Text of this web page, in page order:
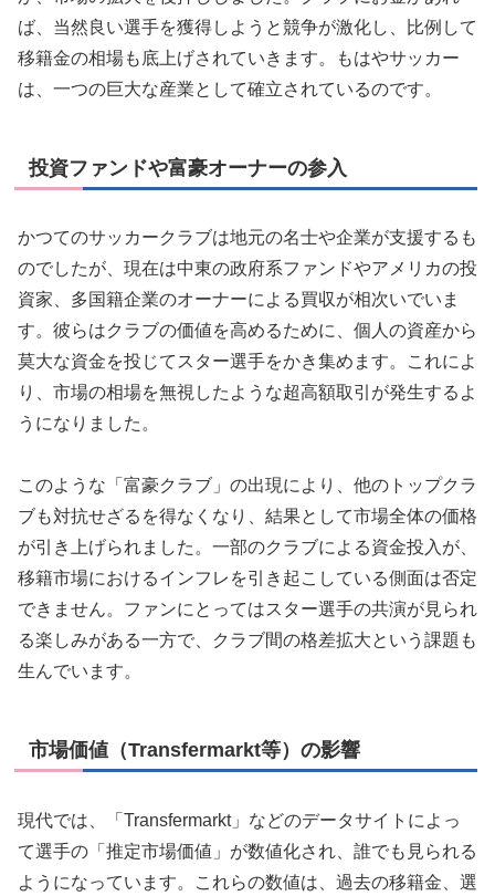
ば、当然良い選手を獲得しようと競争が激化し、比例して
移籍金の相場も底上げされていきます。もはやサッカー
は、一つの巨大な産業として確立されているのです。
投資ファンドや富豪オーナーの参入
かつてのサッカークラブは地元の名士や企業が支援するも
のでしたが、現在は中東の政府系ファンドやアメリカの投
資家、多国籍企業のオーナーによる買収が相次いでいま
す。彼らはクラブの価値を高めるために、個人の資産から
莫大な資金を投じてスター選手をかき集めます。これによ
り、市場の相場を無視したような超高額取引が発生するよ
うになりました。
このような「富豪クラブ」の出現により、他のトップクラ
ブも対抗せざるを得なくなり、結果として市場全体の価格
が引き上げられました。一部のクラブによる資金投入が、
移籍市場におけるインフレを引き起こしている側面は否定
できません。ファンにとってはスター選手の共演が見られ
る楽しみがある一方で、クラブ間の格差拡大という課題も
生んでいます。
市場価値（Transfermarkt等）の影響
現代では、「Transfermarkt」などのデータサイトによっ
て選手の「推定市場価値」が数値化され、誰でも見られる
ようになっています。これらの数値は、過去の移籍金、選